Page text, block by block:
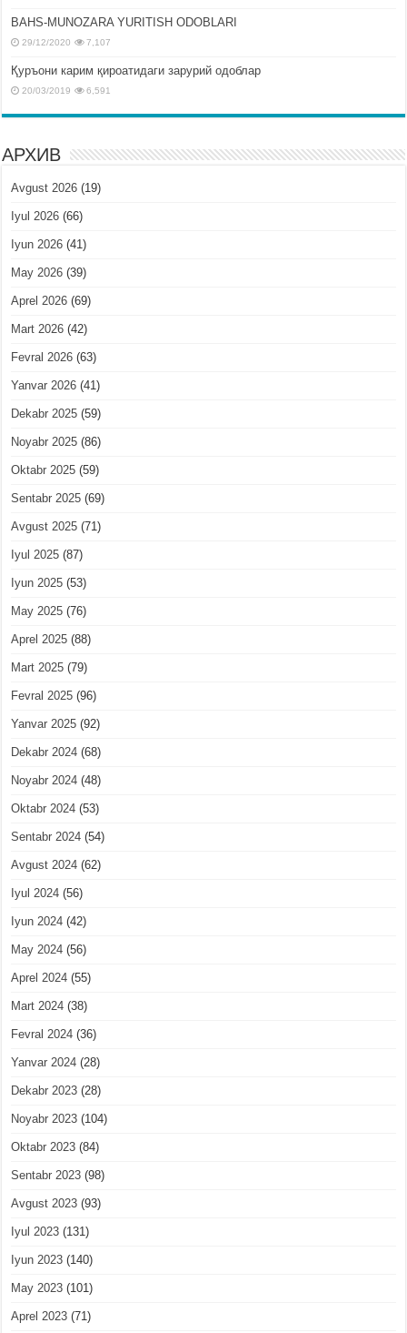
BAHS-MUNOZARA YURITISH ODOBLARI
29/12/2020 7,107
Қуръони карим қироатидаги зарурий одоблар
20/03/2019 6,591
АРХИВ
Avgust 2026 (19)
Iyul 2026 (66)
Iyun 2026 (41)
May 2026 (39)
Aprel 2026 (69)
Mart 2026 (42)
Fevral 2026 (63)
Yanvar 2026 (41)
Dekabr 2025 (59)
Noyabr 2025 (86)
Oktabr 2025 (59)
Sentabr 2025 (69)
Avgust 2025 (71)
Iyul 2025 (87)
Iyun 2025 (53)
May 2025 (76)
Aprel 2025 (88)
Mart 2025 (79)
Fevral 2025 (96)
Yanvar 2025 (92)
Dekabr 2024 (68)
Noyabr 2024 (48)
Oktabr 2024 (53)
Sentabr 2024 (54)
Avgust 2024 (62)
Iyul 2024 (56)
Iyun 2024 (42)
May 2024 (56)
Aprel 2024 (55)
Mart 2024 (38)
Fevral 2024 (36)
Yanvar 2024 (28)
Dekabr 2023 (28)
Noyabr 2023 (104)
Oktabr 2023 (84)
Sentabr 2023 (98)
Avgust 2023 (93)
Iyul 2023 (131)
Iyun 2023 (140)
May 2023 (101)
Aprel 2023 (71)